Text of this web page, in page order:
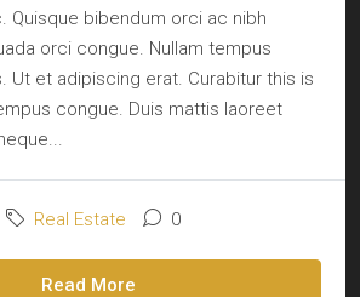
Quisque bibendum orci ac nibh
orci congue. Nullam tempus
Ut et adipiscing erat. Curabitur this is
congue. Duis mattis laoreet
Real Estate 0
Read More